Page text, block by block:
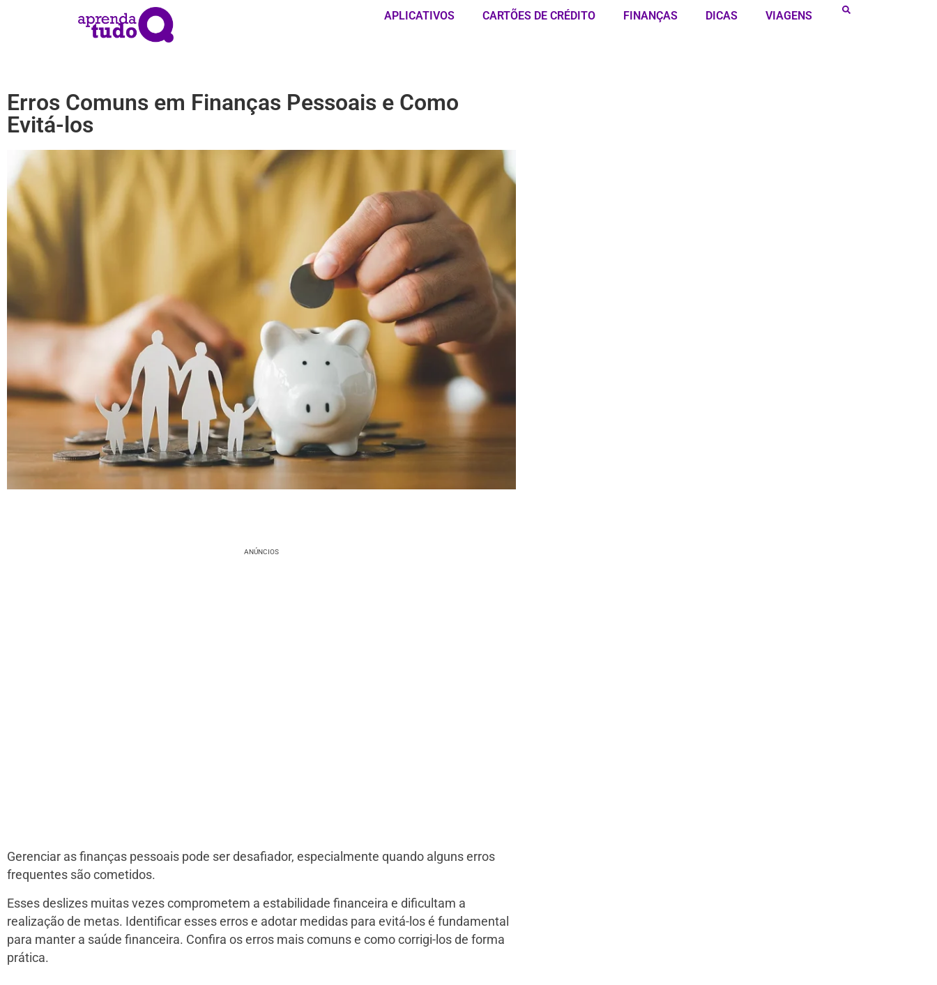
APLICATIVOS CARTÕES DE CRÉDITO FINANÇAS DICAS VIAGENS
Erros Comuns em Finanças Pessoais e Como
Evitá-los
ANÚNCIOS
Gerenciar as finanças pessoais pode ser desafiador, especialmente quando alguns erros
frequentes são cometidos.
Esses deslizes muitas vezes comprometem a estabilidade financeira e dificultam a
realização de metas. Identificar esses erros e adotar medidas para evitá-los é fundamental
para manter a saúde financeira. Confira os erros mais comuns e como corrigi-los de forma
prática.